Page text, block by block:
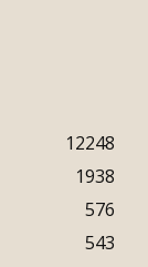
12248
1938
576
543